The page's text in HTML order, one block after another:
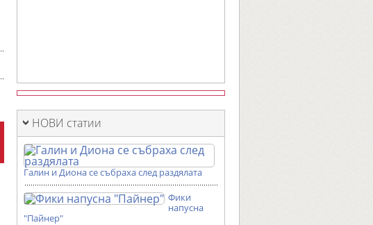
НОВИ статии
Галин и Диона се събраха след раздялата
Фики
напусна
"Пайнер"